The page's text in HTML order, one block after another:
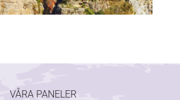
VÅRA PANELER